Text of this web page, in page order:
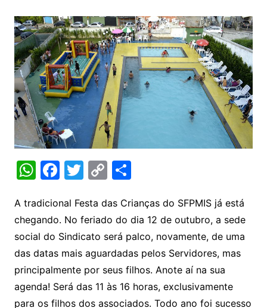
W
at
s
A
p
p
F
c
e
b
o
o
T
itt
er
C
p
y
Li
n
k
S
ar
e
A tradicional Festa das Crianças do SFPMIS já está
chegando. No feriado do dia 12 de outubro, a sede
social do Sindicato será palco, novamente, de uma
das datas mais aguardadas pelos Servidores, mas
principalmente por seus filhos. Anote aí na sua
agenda! Será das 11 às 16 horas, exclusivamente
para os filhos dos associados. Todo ano foi sucesso